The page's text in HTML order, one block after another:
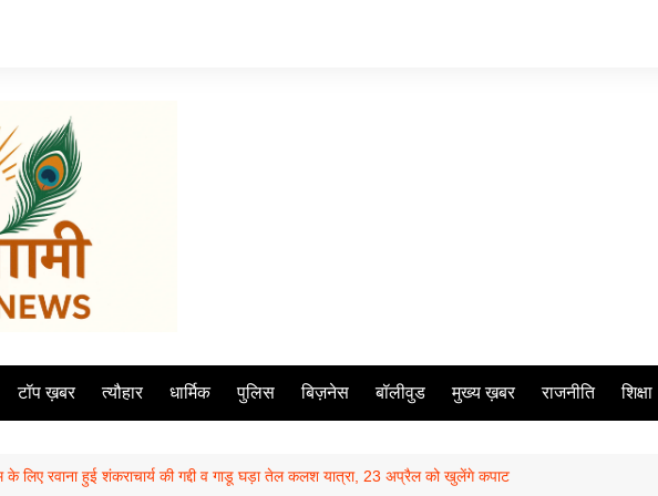
टॉप ख़बर त्यौहार धार्मिक पुलिस बिज़नेस बॉलीवुड मुख्य ख़बर राजनीति शिक्षा
के लिए रवाना हुई शंकराचार्य की गद्दी व गाडू घड़ा तेल कलश यात्रा, 23 अप्रैल को खुलेंगे कपाट